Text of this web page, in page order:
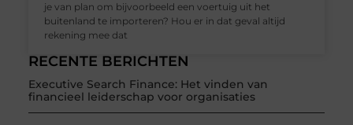
RECENTE BERICHTEN
Executive Search Finance: Het vinden van
financieel leiderschap voor organisaties
je van plan om bijvoorbeeld een voertuig uit het
buitenland te importeren? Hou er in dat geval altijd
rekening mee dat